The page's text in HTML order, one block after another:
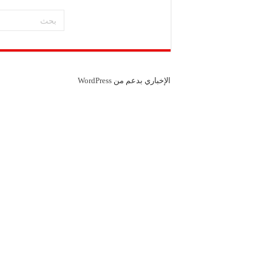
شركة صابون “الملك”:
الإخباري بدعم من WordPress